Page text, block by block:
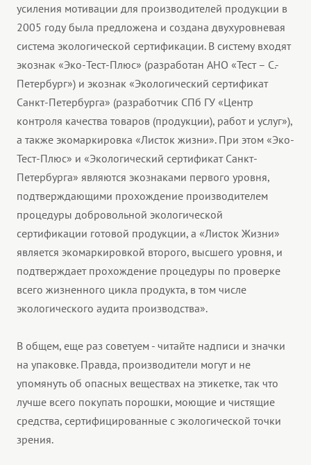
усиления мотивации для производителей продукции в
2005 году была предложена и создана двухуровневая
система экологической сертификации. В систему входят
экознак «Эко-Тест-Плюс» (разработан АНО «Тест – С.-
Петербург») и экознак «Экологический сертификат
Санкт-Петербурга» (разработчик СПб ГУ «Центр
контроля качества товаров (продукции), работ и услуг»),
а также экомаркировка «Листок жизни». При этом «Эко-
Тест-Плюс» и «Экологический сертификат Санкт-
Петербурга» являются экознаками первого уровня,
подтверждающими прохождение производителем
процедуры добровольной экологической
сертификации готовой продукции, а «Листок Жизни»
является экомаркировкой второго, высшего уровня, и
подтверждает прохождение процедуры по проверке
всего жизненного цикла продукта, в том числе
экологического аудита производства».
В общем, еще раз советуем - читайте надписи и значки
на упаковке. Правда, производители могут и не
упомянуть об опасных веществах на этикетке, так что
лучше всего покупать порошки, моющие и чистящие
средства, сертифицированные с экологической точки
зрения.